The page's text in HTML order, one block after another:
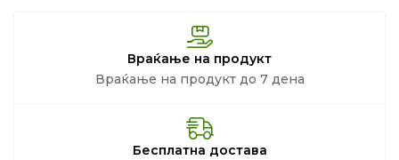
Враќање на продукт
Враќање на продукт до 7 дена
Бесплатна достава